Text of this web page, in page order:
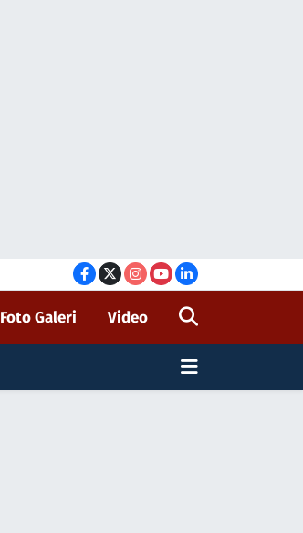
Foto Galeri Video